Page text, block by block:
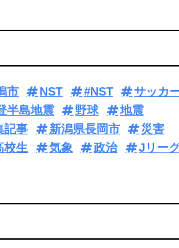
市 NST #NST
サッカ
半島地震 野球
地震
記事 新潟県長岡市
災害
校生 気象 政治 Jリー